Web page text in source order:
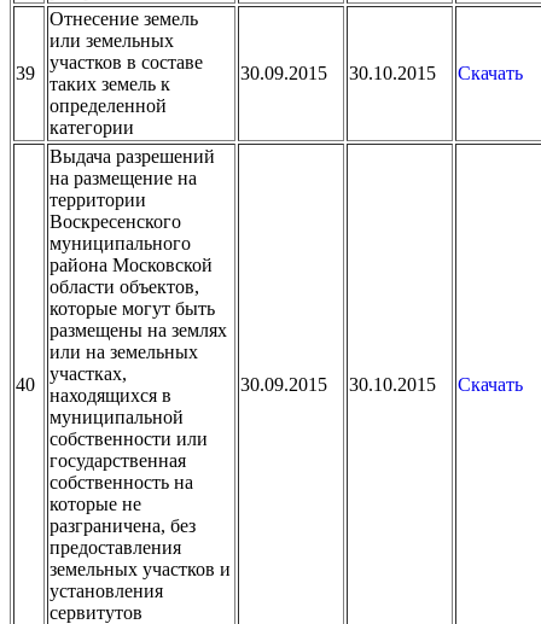
39
Отнесение земель
или земельных
участков в составе
таких земель к
определенной
категории
30.09.2015 30.10.2015 Скачать
40
Выдача разрешений
на размещение на
территории
Воскресенского
муниципального
района Московской
области объектов,
которые могут быть
размещены на землях
или на земельных
участках,
находящихся в
муниципальной
собственности или
государственная
собственность на
которые не
разграничена, без
предоставления
земельных участков и
установления
сервитутов
30.09.2015 30.10.2015 Скачать